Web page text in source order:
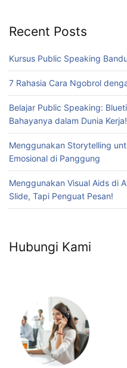
Recent Posts
Kursus Public Speaking
7 Rahasia Cara Ngobrol
Belajar Public Speaking:
Bahayanya dalam Dunia Kerja!
Menggunakan Storytelling
Emosional di Panggung
Menggunakan Visual Aids di
Slide, Tapi Penguat Pesan!
Hubungi Kami